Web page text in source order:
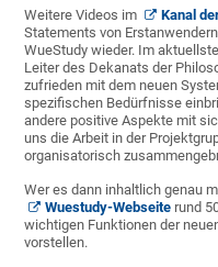
Weitere Videos im Kanal
Statements von
WueStudy wieder. Im
Leiter des Dekanats der
zufrieden mit dem neuen
spezifischen Bedürfnisse
andere positive Aspekte mit
uns die Arbeit in der
organisatorisch
Wer es dann inhaltlich genau
Wuestudy-Webseite rund
wichtigen Funktionen der
vorstellen.